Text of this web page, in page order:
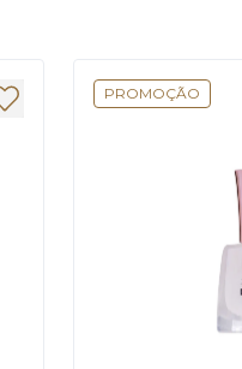
PROMOÇÃO